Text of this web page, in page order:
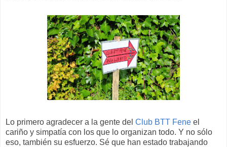
Lo primero agradecer a la gente del Club BTT Fene el
cariño y simpatía con los que lo organizan todo. Y no sólo
eso, también su esfuerzo. Sé que han estado trabajando